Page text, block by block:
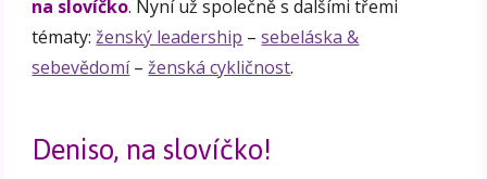
na slovíčko. Nyní už společně s dalšími třemi
tématy:ženský leadership –sebeláska &
sebevědomí–ženská cykličnost.
Deniso, na slovíčko!